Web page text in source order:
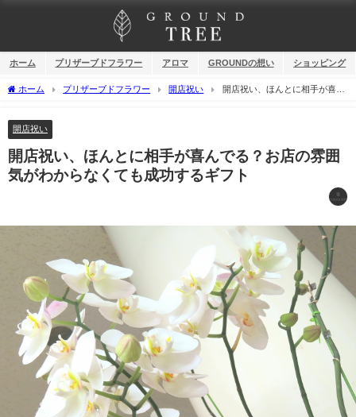
ホーム プリザーブドフラワー アロマ GROUNDの想い ショッピング
ホーム プリザーブドフラワー 開店祝い
開店祝い、ほんとに相手が喜ん
開店祝い
開店祝い、ほんとに相手が喜んでる？お店の雰囲
気がわからなくても成功するギフト